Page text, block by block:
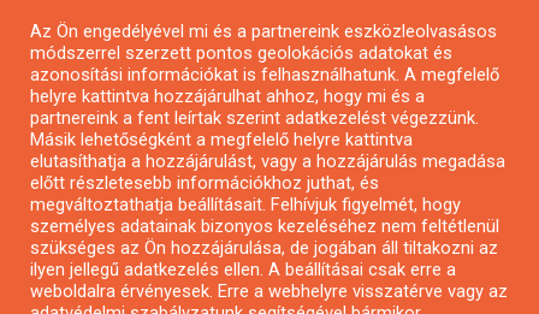
Pályázatok magánszemélyeknek
Pályázatok civil szervezeteknek
Pályázatok vállalkozásoknak
Önkormányzati pályázatok
Mezőgazdasági pályázatok
Falusi turizmus pályázatok
Napelem pályázatok
Az Ön engedélyével mi és a partnereink eszközleolvasásos
módszerrel szerzett pontos geolokációs adatokat és
azonosítási információkat is felhasználhatunk. A megfelelő
helyre kattintva hozzájárulhat ahhoz, hogy mi és a
partnereink a fent leírtak szerint adatkezelést végezzünk.
Másik lehetőségként a megfelelő helyre kattintva
elutasíthatja a hozzájárulást, vagy a hozzájárulás megadása
előtt részletesebb információkhoz juthat, és
megváltoztathatja beállításait. Felhívjuk figyelmét, hogy
személyes adatainak bizonyos kezeléséhez nem feltétlenül
szükséges az Ön hozzájárulása, de jogában áll tiltakozni az
ilyen jellegű adatkezelés ellen. A beállításai csak erre a
weboldalra érvényesek. Erre a webhelyre visszatérve vagy az